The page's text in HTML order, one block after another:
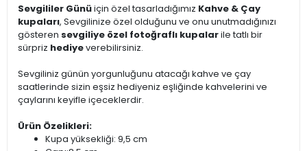
Sevgililer Günüiçin özel tasarladığımız Kahve & Çay
kupaları, Sevgilinize özel olduğunu ve onu unutmadığınızı
gösteren sevgiliye özel fotoğraflı kupalarile tatlı bir
sürpriz hediyeverebilirsiniz.
Sevgiliniz günün yorgunluğunu atacağı kahve ve çay
saatlerinde sizin eşsiz hediyeniz eşliğinde kahvelerini ve
çaylarını keyifle içeceklerdir.
Ürün Özelikleri:
Kupa yüksekliği: 9,5 cm